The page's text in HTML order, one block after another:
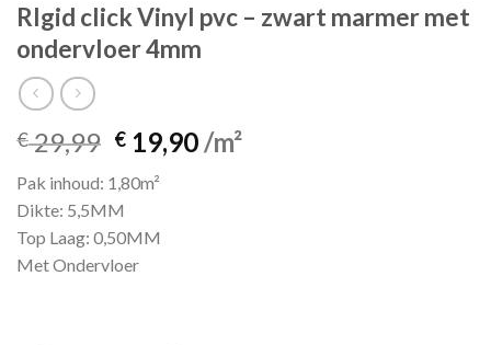
RIgid click Vinyl pvc – zwart marmer met
ondervloer 4mm
€29,99 Oorspronkelijke
prijs
was:
€ 29,99.
€ 19,90Huidige
/m²
Pak inhoud: 1,80m²
Dikte: 5,5MM
Top Laag: 0,50MM
Met Ondervloer